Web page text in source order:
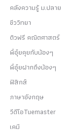
คลังความรู้ ม.ปลาย
ชีววิทยา
ติวฟรี คณิตศาสตร์
พี่อุ๋ยคุยกับน้องๆ
พี่อุ๋ยฝากถึงน้องๆ
ฟิสิกส์
ภาษาอังกฤษ
วีดีโอTuemaster
เคมี